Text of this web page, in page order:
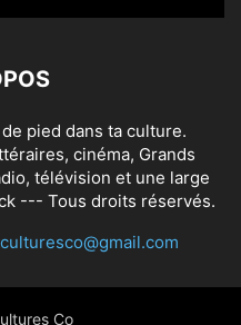
pied dans ta culture.
cinéma, Grands
télévision et une large
--- Tous droits réservés.
Co